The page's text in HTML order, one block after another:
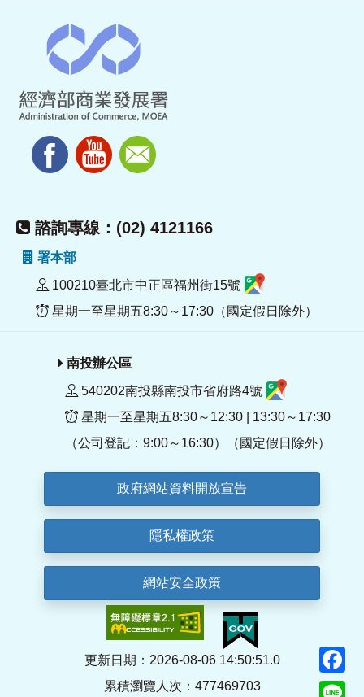
諮詢專線：(02) 4121166
署本部
100210臺北市中正區福州街15號
星期一至星期五8:30～17:30（國定假日除外）
南投辦公區
540202南投縣南投市省府路4號
星期一至星期五8:30～12:30 | 13:30～17:30
（公司登記：9:00～16:30）（國定假日除外）
政府網站資料開放宣告
隱私權政策
網站安全政策
更新日期：2026-08-06 14:50:51.0
累積瀏覽人次：477469703